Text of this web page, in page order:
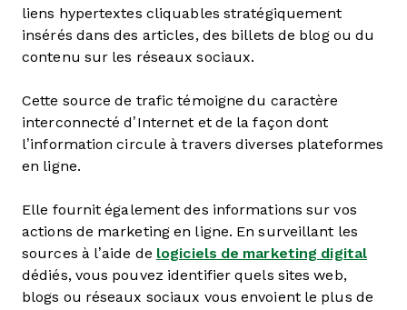
liens hypertextes cliquables stratégiquement
insérés dans des articles, des billets de blog ou du
contenu sur les réseaux sociaux.
Cette source de trafic témoigne du caractère
interconnecté d’Internet et de la façon dont
l’information circule à travers diverses plateformes
en ligne.
Elle fournit également des informations sur vos
actions de marketing en ligne. En surveillant les
sources à l’aide de logiciels de marketing digital
dédiés, vous pouvez identifier quels sites web,
blogs ou réseaux sociaux vous envoient le plus de